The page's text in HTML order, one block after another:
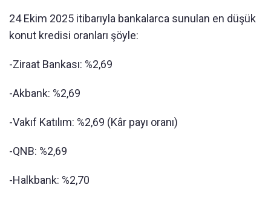
24 Ekim 2025 itibarıyla bankalarca sunulan en düşük
konut kredisi oranları şöyle:
-Ziraat Bankası: %2,69
-Akbank: %2,69
-Vakıf Katılım: %2,69 (Kâr payı oranı)
-QNB: %2,69
-Halkbank: %2,70